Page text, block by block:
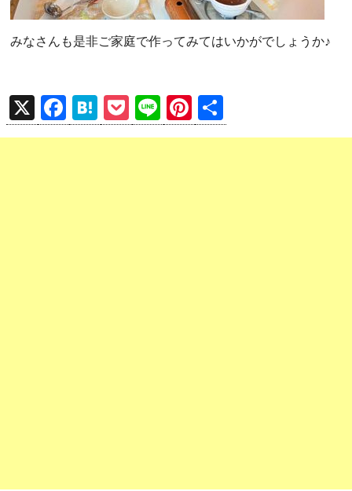
みなさんも是非ご家庭で作ってみてはいかがでしょうか♪
X
F
a
H
at
P
o
Li
n
Pi
nt 有